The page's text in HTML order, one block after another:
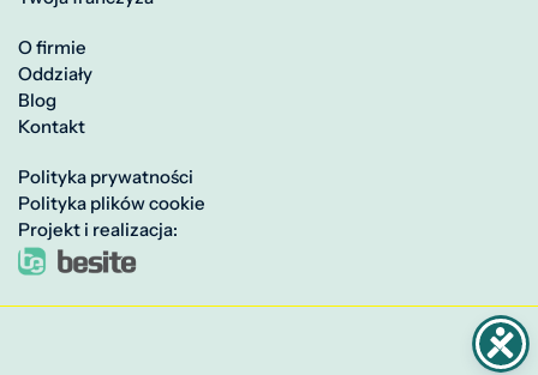
O firmie
Oddziały
Blog
Kontakt
Polityka prywatności
Polityka plików cookie
Projekt i realizacja: